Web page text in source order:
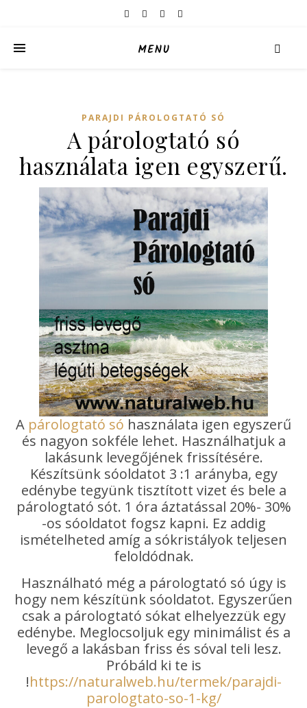
MENU
PARAJDI PÁROLOGTATÓ SÓ
A párologtató só
használata igen egyszerű.
párologtató só használata igen egyszerű
és nagyon sokféle lehet. Használhatjuk a
lakásunk levegőjének frissítésére.
Készítsünk sóoldatot 3 :1 arányba, egy
edénybe tegyünk tisztított vizet és bele a
párologtató sót. 1 óra áztatással 20%- 30%
-os sóoldatot fogsz kapni. Ez addig
ismételheted amíg a sókristályok teljesen
feloldódnak.
Használható még a párologtató só úgy is
hogy nem készítünk sóoldatot. Egyszerűen
csak a párologtató sókat elhelyezzük egy
edénybe. Meglocsoljuk egy minimálist és a
levegő a lakásban friss és sóval teli lesz.
Próbáld ki te is
!https://naturalweb.hu/termek/parajdi-
parologtato-so-1-kg/